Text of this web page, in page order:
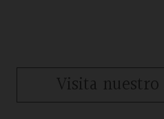
Visita nuestro